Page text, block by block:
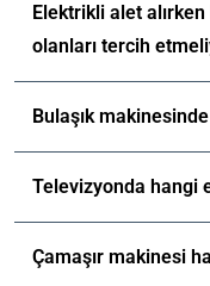
Elektrikli alet
olanları tercih
Bulaşık
Televizyonda hangi
Çamaşır makinesi